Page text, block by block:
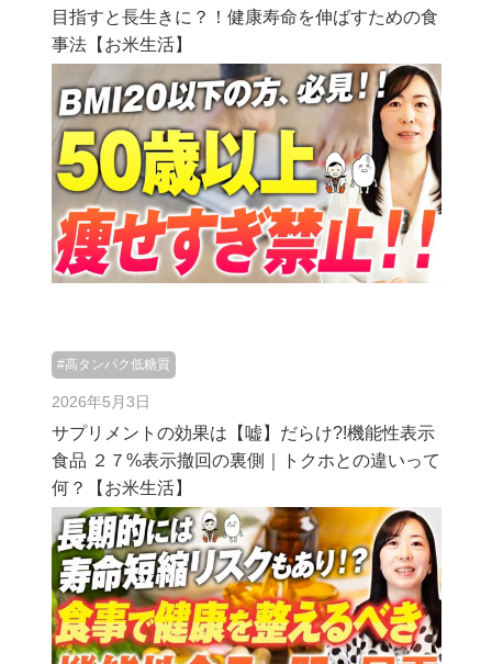
目指すと長生きに？！健康寿命を伸ばすための食
事法【お米生活】
#高タンパク低糖質
2026年5月3日
サプリメントの効果は【嘘】だらけ?!機能性表示
食品 ２７%表示撤回の裏側｜トクホとの違いって
何？【お米生活】